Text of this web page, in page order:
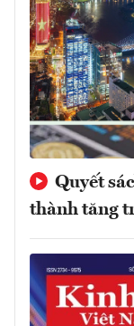
Quyết
thành tăng